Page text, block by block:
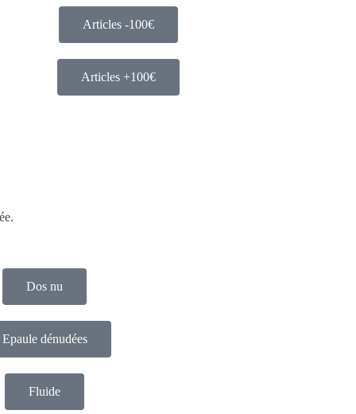
Articles -100€
Articles +100€
Dos nu
Epaule dénudées
Fluide